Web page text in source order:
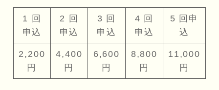
1 回
申込
2 回
申込
3 回
申込
4 回
申込
5 回申
込
2,200
円
4,400
円
6,600
円
8,800
円
11,000
円